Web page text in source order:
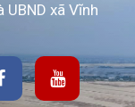
xã Vĩnh